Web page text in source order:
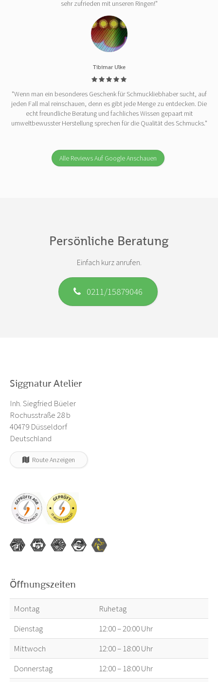
sehr zufrieden mit unseren Ringen!"
Tibimar Ulke
"Wenn man ein besonderes Geschenk für Schmuckliebhaber sucht, auf
jeden Fall mal reinschauen, denn es gibt jede Menge zu entdecken. Die
echt freundliche Beratung und fachliches Wissen gepaart mit
umweltbewusster Herstellung sprechen für die Qualität des Schmucks."
Alle Reviews Auf Google Anschauen
Persönliche Beratung
Einfach kurz anrufen.
0211/15879046
Siggnatur Atelier
Inh. Siegfried Büeler
Rochusstraße 28 b
40479 Düsseldorf
Deutschland
Route Anzeigen
Öffnungszeiten
Montag
Ruhetag
Dienstag
12:00 – 20:00 Uhr
Mittwoch
12:00 – 18:00 Uhr
Donnerstag
12:00 – 18:00 Uhr